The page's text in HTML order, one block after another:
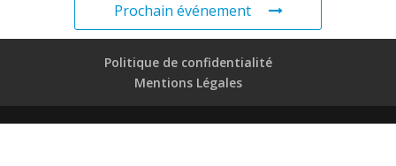
Prochain événement
Politique de confidentialité
Mentions Légales